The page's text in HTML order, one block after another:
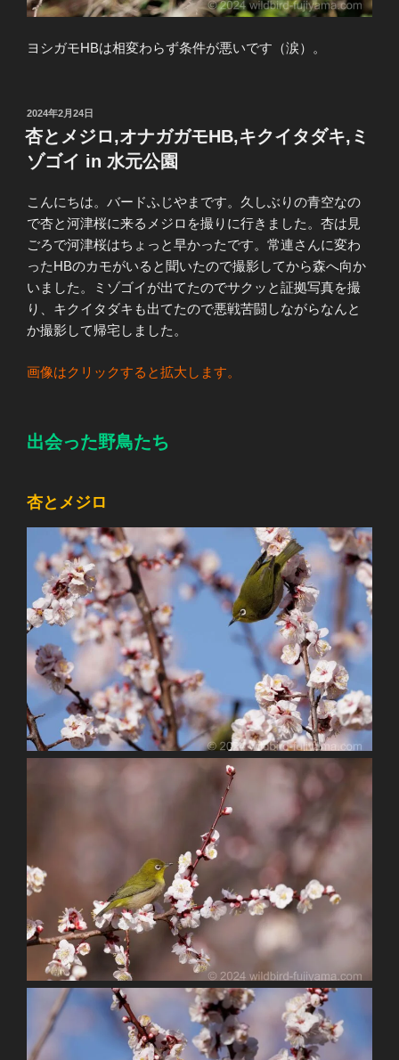
ヨシガモHBは相変わらず条件が悪いです（涙）。
投
稿
日:
2024年2月24日
杏とメジロ,オナガガモHB,キクイタダキ,ミ
ゾゴイ in 水元公園
こんにちは。バードふじやまです。久しぶりの青空なの
で杏と河津桜に来るメジロを撮りに行きました。杏は見
ごろで河津桜はちょっと早かったです。常連さんに変わ
ったHBのカモがいると聞いたので撮影してから森へ向か
いました。ミゾゴイが出てたのでサクッと証拠写真を撮
り、キクイタダキも出てたので悪戦苦闘しながらなんと
か撮影して帰宅しました。
画像はクリックすると拡大します。
出会った野鳥たち
杏とメジロ